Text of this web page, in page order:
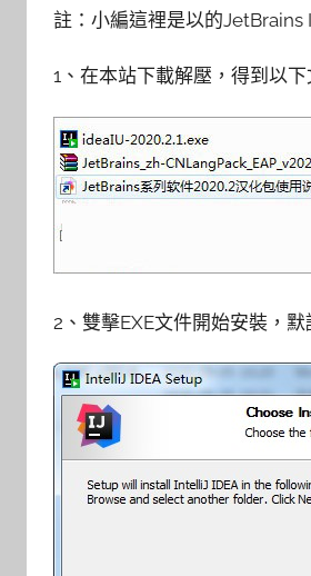
註：小編這裡是以的JetBrains
1、在本站下載解壓，得到以下
2、雙擊EXE文件開始安裝，